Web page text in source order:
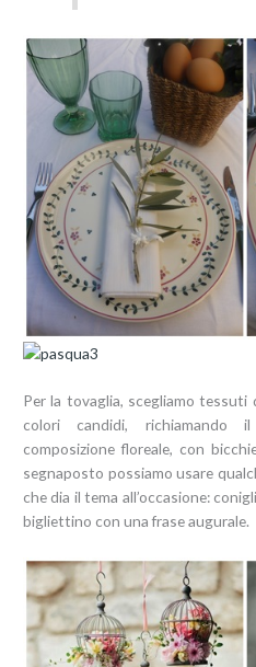
Per la tovaglia, scegliamo tessuti
colori candidi, richiamando
composizione floreale, con
segnaposto possiamo usare
che dia il tema all’occasione:
bigliettino con una frase augurale.